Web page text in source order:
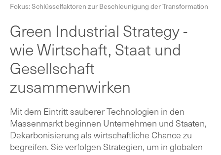
Fokus: Schlüsselfaktoren zur Beschleunigung der Transformation
Green Industrial Strategy -
wie Wirtschaft, Staat und
Gesellschaft
zusammenwirken
Mit dem Eintritt sauberer Technologien in den
Massenmarkt beginnen Unternehmen und Staaten,
Dekarbonisierung als wirtschaftliche Chance zu
begreifen. Sie verfolgen Strategien, um in globalen